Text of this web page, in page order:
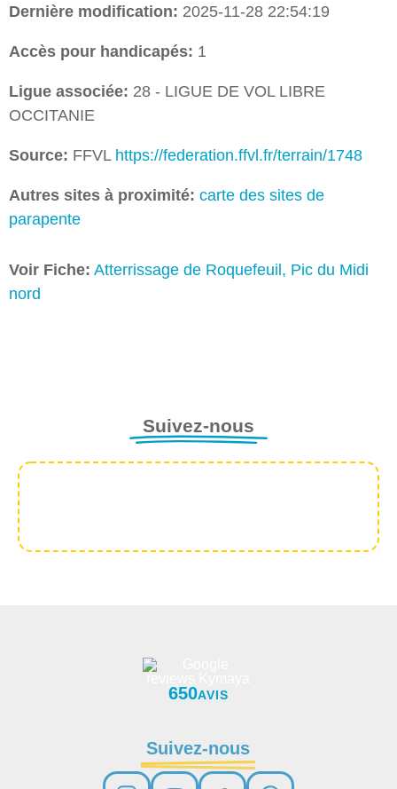
Dernière modification: 2025-11-28 22:54:19
Accès pour handicapés: 1
Ligue associée: 28 - LIGUE DE VOL LIBRE
OCCITANIE
Source: FFVL https://federation.ffvl.fr/terrain/1748
Autres sites à proximité: carte des sites de
parapente
Voir Fiche: Atterrissage de Roquefeuil, Pic du Midi
nord
Suivez-nous
650AVIS
Suivez-nous